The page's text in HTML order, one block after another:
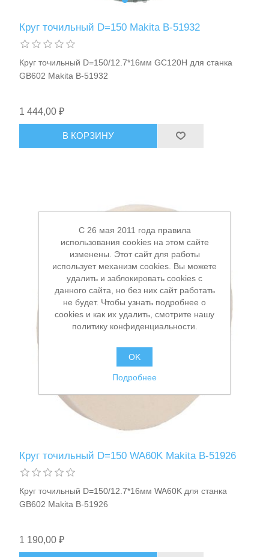
Расходные материалы и оснастка
Хранение и переноска инструмента
Средства индивидуальной защиты
Круг точильный D=150 Makita B-51932
Круг точильный D=150/12.7*16мм GC120H для станка
GB602 Makita B-51932
1 444,00 ₽
В КОРЗИНУ
Круг точильный D=150 WA60K Makita B-51926
Круг точильный D=150/12.7*16мм WA60K для станка
GB602 Makita B-51926
1 190,00 ₽
C 26 мая 2011 года правила
использования cookies на этом сайте
изменены. Этот сайт для работы
использует механизм cookies. Вы можете
удалить и заблокировать cookies с
данного сайта, но без них сайт работать
не будет. Чтобы узнать подробнее о
cookies и как их удалить, смотрите нашу
политику конфиденциальности.
OK
Подробнее